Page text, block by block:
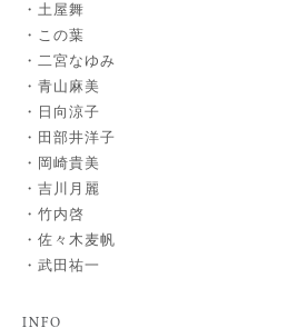
土屋舞
この葉
二宮なゆみ
青山麻美
日向涼子
田部井洋子
岡崎貴美
吉川月麗
竹内啓
佐々木麦帆
武田祐一
INFO